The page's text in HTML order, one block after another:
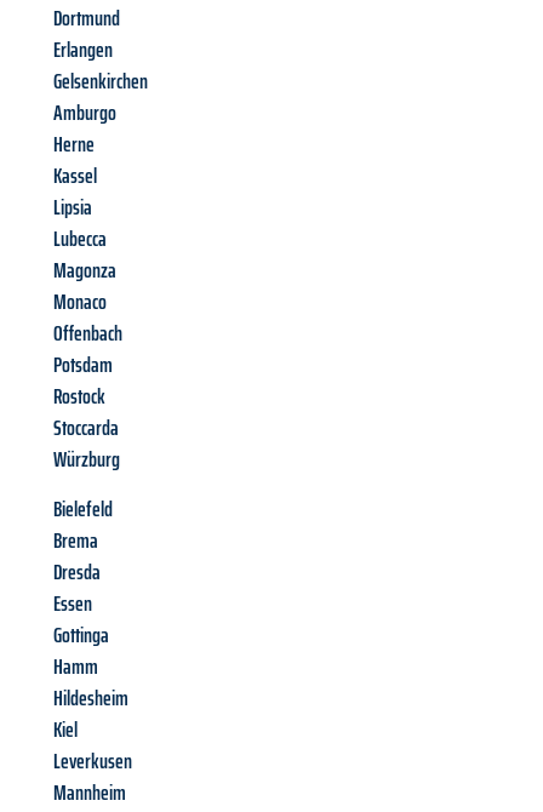
Dortmund
Erlangen
Gelsenkirchen
Amburgo
Herne
Kassel
Lipsia
Lubecca
Magonza
Monaco
Offenbach
Potsdam
Rostock
Stoccarda
Würzburg
Bielefeld
Brema
Dresda
Essen
Gottinga
Hamm
Hildesheim
Kiel
Leverkusen
Mannheim